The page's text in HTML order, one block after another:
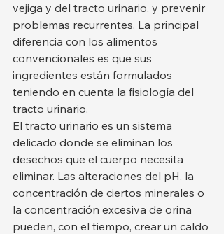
vejiga y del tracto urinario, y prevenir
problemas recurrentes. La principal
diferencia con los alimentos
convencionales es que sus
ingredientes están formulados
teniendo en cuenta la fisiología del
tracto urinario.
El tracto urinario es un sistema
delicado donde se eliminan los
desechos que el cuerpo necesita
eliminar. Las alteraciones del pH, la
concentración de ciertos minerales o
la concentración excesiva de orina
pueden, con el tiempo, crear un caldo